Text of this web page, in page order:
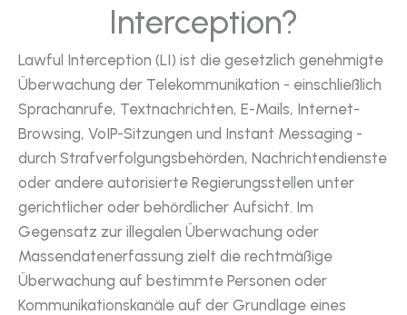
Interception?
Lawful Interception (LI) ist die gesetzlich genehmigte
Überwachung der Telekommunikation - einschließlich
Sprachanrufe, Textnachrichten, E-Mails, Internet-
Browsing, VoIP-Sitzungen und Instant Messaging -
durch Strafverfolgungsbehörden, Nachrichtendienste
oder andere autorisierte Regierungsstellen unter
gerichtlicher oder behördlicher Aufsicht. Im
Gegensatz zur illegalen Überwachung oder
Massendatenerfassung zielt die rechtmäßige
Überwachung auf bestimmte Personen oder
Kommunikationskanäle auf der Grundlage eines